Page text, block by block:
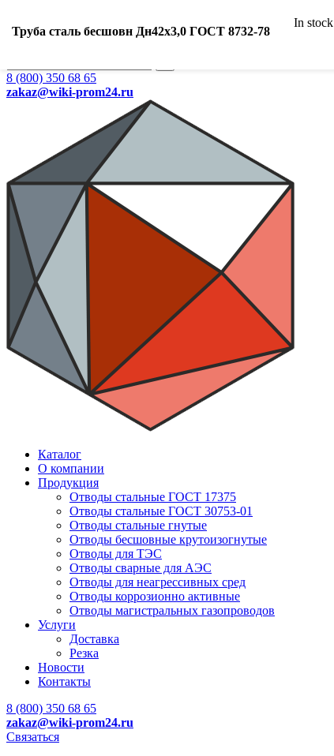
Екатеринбург
8 (800) 350 68 65
zakaz@wiki-prom24.ru
Каталог
О компании
Продукция
Отводы стальные ГОСТ 17375
Отводы стальные ГОСТ 30753-01
Отводы стальные гнутые
Отводы бесшовные крутоизогнутые
Отводы для ТЭС
Отводы сварные для АЭС
Отводы для неагрессивных сред
Отводы коррозионно активные
Отводы магистральных газопроводов
Услуги
Доставка
Резка
Новости
Контакты
8 (800) 350 68 65
zakaz@wiki-prom24.ru
Связаться
Труба сталь бесшовн Дн42х3,0 ГОСТ 8732-78
In stock